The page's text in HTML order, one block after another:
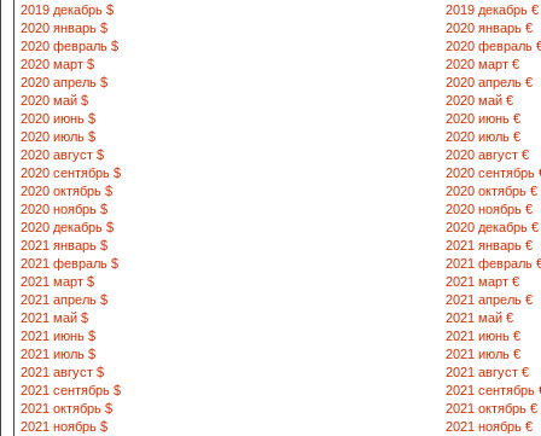
2019 декабрь $
2019 декабрь €
2020 январь $
2020 январь €
2020 февраль $
2020 февраль
2020 март $
2020 март €
2020 апрель $
2020 апрель €
2020 май $
2020 май €
2020 июнь $
2020 июнь €
2020 июль $
2020 июль €
2020 август $
2020 август €
2020 сентябрь $
2020 сентябрь
2020 октябрь $
2020 октябрь €
2020 ноябрь $
2020 ноябрь €
2020 декабрь $
2020 декабрь €
2021 январь $
2021 январь €
2021 февраль $
2021 февраль
2021 март $
2021 март €
2021 апрель $
2021 апрель €
2021 май $
2021 май €
2021 июнь $
2021 июнь €
2021 июль $
2021 июль €
2021 август $
2021 август €
2021 сентябрь $
2021 сентябрь
2021 октябрь $
2021 октябрь €
2021 ноябрь $
2021 ноябрь €